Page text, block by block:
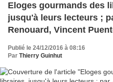
Eloges gourmands des
jusqu'à leurs lecteurs ;
Renouard, Vincent
Alan Bennett.
Publié le 24/12/2016 à 08:16
Par Thierry Guinhut